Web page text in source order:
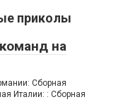
приколы
на
Сборная
Италии: : Сборная